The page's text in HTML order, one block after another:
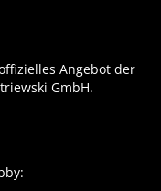
Angebot der
GmbH.